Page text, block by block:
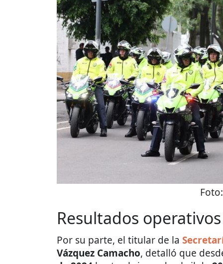
Resultados operativos
Por su parte, el titular de la
Vázquez Camacho, detalló que